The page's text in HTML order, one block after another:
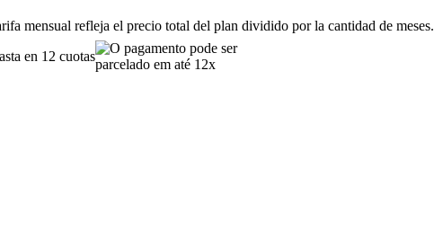
mensual refleja el precio total del plan dividido por la cantidad de meses.
en 12 cuotas